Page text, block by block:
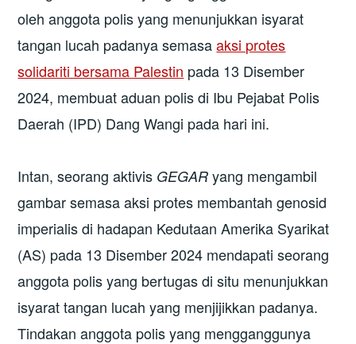
oleh anggota polis yang menunjukkan isyarat
tangan lucah padanya semasaaksi protes
solidariti bersama Palestin pada 13 Disember
2024, membuat aduan polis di Ibu Pejabat Polis
Daerah (IPD) Dang Wangi pada hari ini.
Intan, seorang aktivis GEGAR yang mengambil
gambar semasa aksi protes membantah genosid
imperialis di hadapan Kedutaan Amerika Syarikat
(AS) pada 13 Disember 2024 mendapati seorang
anggota polis yang bertugas di situ menunjukkan
isyarat tangan lucah yang menjijikkan padanya.
Tindakan anggota polis yang mengganggunya